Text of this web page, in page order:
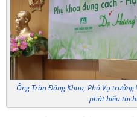
Ông Trần Đăng Khoa, Phó Vụ trưởng
phát biểu tại